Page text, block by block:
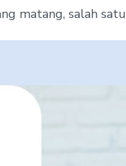
matang, salah